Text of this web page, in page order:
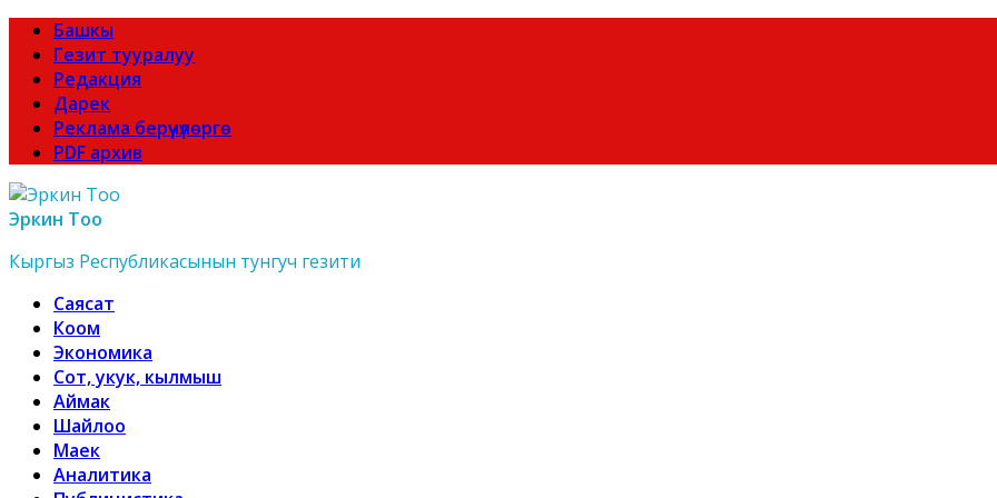
Башкы
Гезит тууралуу
Редакция
Дарек
Реклама берүүчүлөргө
PDF архив
Эркин Тоо
Кыргыз Республикасынын тунгуч гезити
Саясат
Коом
Экономика
Сот, укук, кылмыш
Аймак
Шайлоо
Маек
Аналитика